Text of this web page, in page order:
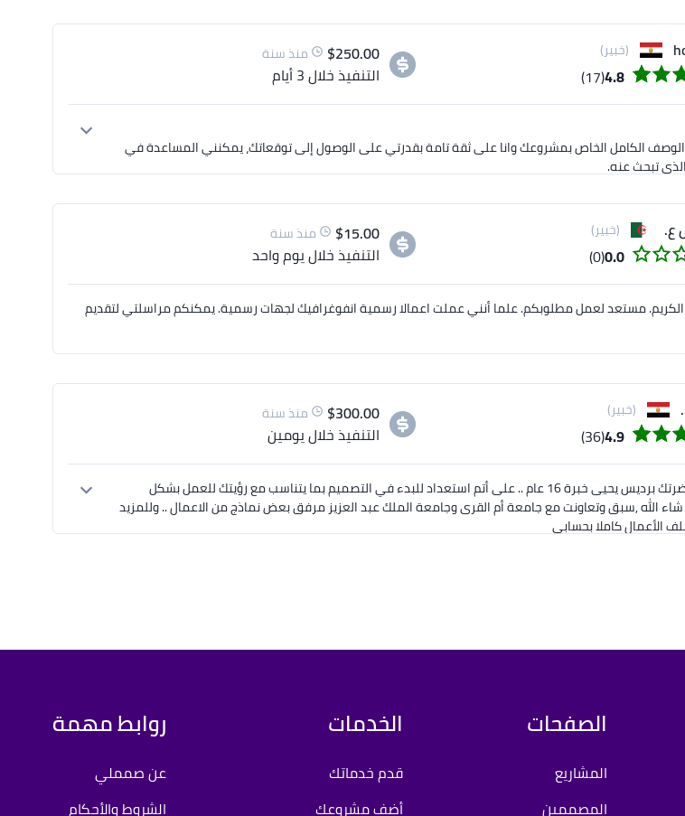
(خبير)
4.8
(17)
$250.00 منذ سنة
التنفيذخلال 3 أيام
أنا حسام - مصمم جرافيك محترف ومتخصص في تصميمات الجرافيك، إذا كنت مهتم بالتعاون معي، يمكنكم الاطلاع على عينات
ع. (خبير)
0.0
(0)
$15.00 منذ سنة
التنفيذخلال يوم واحد
الكريم. مستعد لعمل مطلوبكم. علما أنني عملت اعمالا رسمية انفوغرافيك لجهات رسمية. يمكنكم مراسلتي لتقديم
(خبير)
4.9
(36)
$300.00 منذ سنة
التنفيذخلال يومين
الأعمال كاملا بحسابي
الصفحات
المشاريع
المصممين
الخدمات
قدم خدماتك
أضف مشروعك
روابط مهمة
عن صمملي
الشروط والأحكام